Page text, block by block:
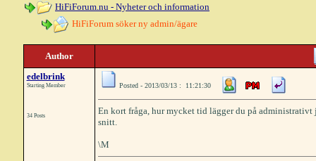
HiFiForum.nu - Nyheter och information
HiFiForum söker ny admin/ägare
Author
edelbrink
Starting Member
34 Posts
Posted - 2013/03/13 : 11:21:30
En kort fråga, hur mycket tid lägger du på administrativt
snitt.
\M